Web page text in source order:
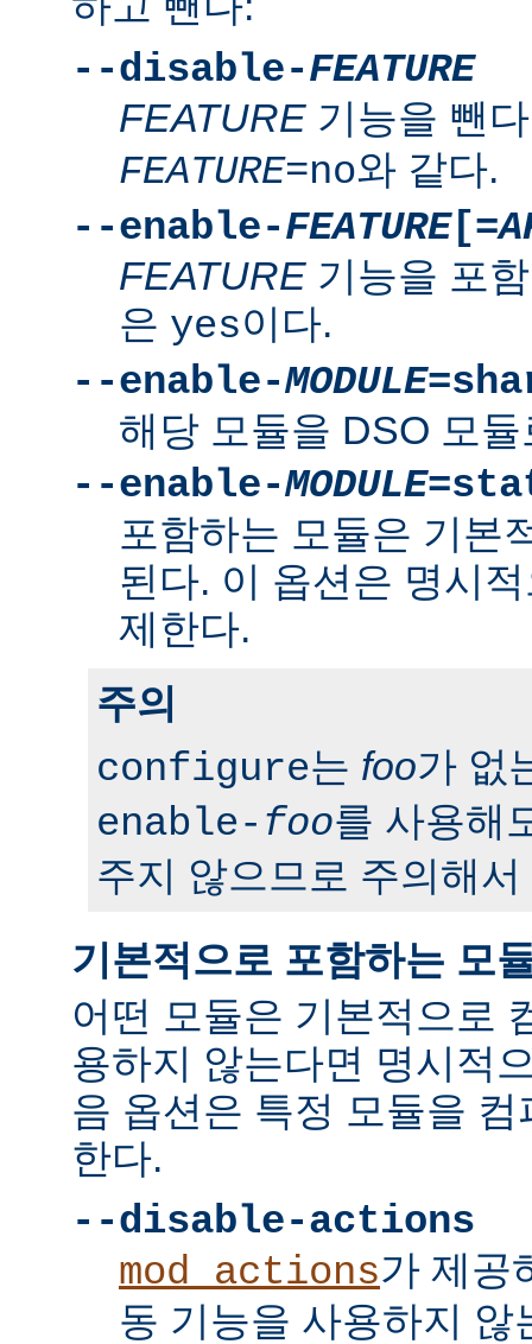
--disable-FEATURE
FEATURE 기능을 뺀
FEATURE=no와 같다.
--enable-FEATURE[=
FEATURE 기능을 포
은 yes이다.
--enable-MODULE
해당 모듈을 DSO 모
--enable-MODULE
포함하는 모듈은 기본
된다. 이 옵션은 명시
제한다.
주의
configure는 foo가 없
enable- foo를 사용해
주지 않으므로 주의해
기본적으로 포함하는 모
어떤 모듈은 기본적으로
용하지 않는다면 명시적
음 옵션은 특정 모듈을
한다.
--disable-actions
mod_actions가 제공
동 기능을 사용하지 않